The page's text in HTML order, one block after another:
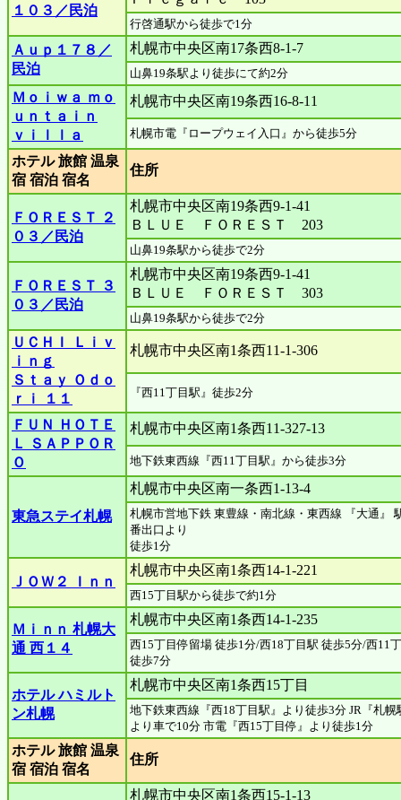
１０３／民泊
行啓通駅から徒歩で1分
Ａｕｐ１７８／
民泊
札幌市中央区南17条西8-1-7
山鼻19条駅より徒歩にて約2分
Ｍｏｉｗａ ｍｏ
ｕｎｔａｉｎ
ｖｉｌｌａ
札幌市中央区南19条西16-8-11
札幌市電『ロープウェイ入口』から徒歩5分
ホテル 旅館 温泉
宿 宿泊 宿名
住所
ＦＯＲＥＳＴ ２
０３／民泊
札幌市中央区南19条西9-1-41
ＢＬＵＥ ＦＯＲＥＳＴ 203
山鼻19条駅から徒歩で2分
ＦＯＲＥＳＴ ３
０３／民泊
札幌市中央区南19条西9-1-41
ＢＬＵＥ ＦＯＲＥＳＴ 303
山鼻19条駅から徒歩で2分
ＵＣＨＩ Ｌｉｖ
ｉｎｇ
Ｓｔａｙ Ｏｄｏ
ｒｉ １１
札幌市中央区南1条西11-1-306
『西11丁目駅』徒歩2分
ＦＵＮ ＨＯＴＥ
Ｌ ＳＡＰＰＯＲ
Ｏ
札幌市中央区南1条西11-327-13
地下鉄東西線『西11丁目駅』から徒歩3分
東急ステイ札幌
札幌市中央区南一条西1-13-4
札幌市営地下鉄 東豊線・南北線・東西線 『大通』
番出口より
徒歩1分
ＪＯＷ２ Ｉｎｎ
札幌市中央区南1条西14-1-221
西15丁目駅から徒歩で約1分
Ｍｉｎｎ 札幌大
通 西１４
札幌市中央区南1条西14-1-235
西15丁目停留場 徒歩1分/西18丁目駅 徒歩5分/西11
徒歩7分
ホテル ハミルト
ン札幌
札幌市中央区南1条西15丁目
地下鉄東西線『西18丁目駅』より徒歩3分 JR『札幌
より車で10分 市電『西15丁目停』より徒歩1分
ホテル 旅館 温泉
宿 宿泊 宿名
住所
札幌市中央区南1条西15-1-13